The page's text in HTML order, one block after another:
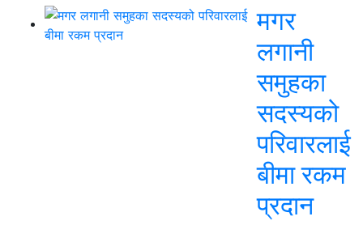
मगर
लगानी
समुहका
सदस्यको
परिवारलाई
बीमा रकम
प्रदान